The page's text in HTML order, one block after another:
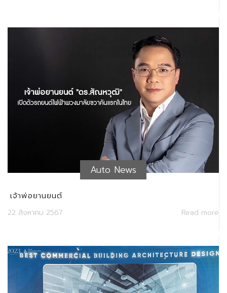
Auto News
เจ้าพ่อยานยนต์
22 สิงหาคม 2567 Read more